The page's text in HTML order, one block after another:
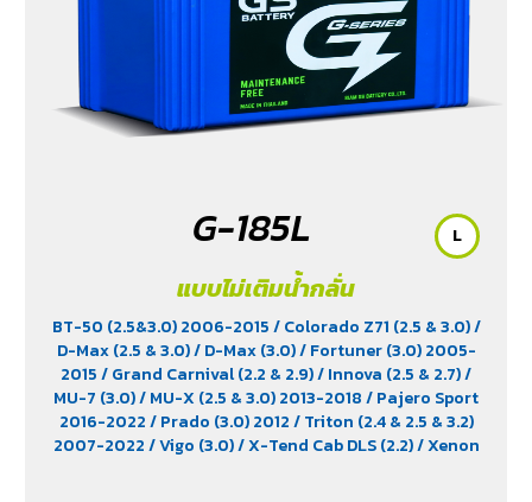
G-185L
แบบไม่เติมน้ำกลั่น
BT-50 (2.5&3.0) 2006-2015/ Colorado Z71 (2.5 & 3.0)/
D-Max (2.5 & 3.0)/ D-Max (3.0)/ Fortuner (3.0) 2005-
2015/ Grand Carnival (2.2 & 2.9)/ Innova (2.5 & 2.7)/
MU-7 (3.0)/ MU-X (2.5 & 3.0) 2013-2018/ Pajero Sport
2016-2022/ Prado (3.0) 2012/ Triton (2.4 & 2.5 & 3.2)
2007-2022/ Vigo (3.0)/ X-Tend Cab DLS (2.2)/ Xenon
L